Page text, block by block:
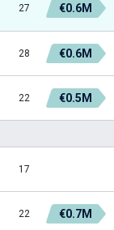
27 €0.6M
28 €0.6M
22 €0.5M
17
22 €0.7M